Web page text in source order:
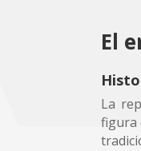
El
La
figura